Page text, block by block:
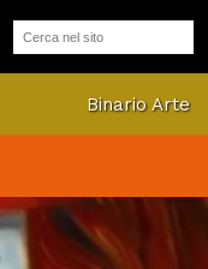
Binario Arte